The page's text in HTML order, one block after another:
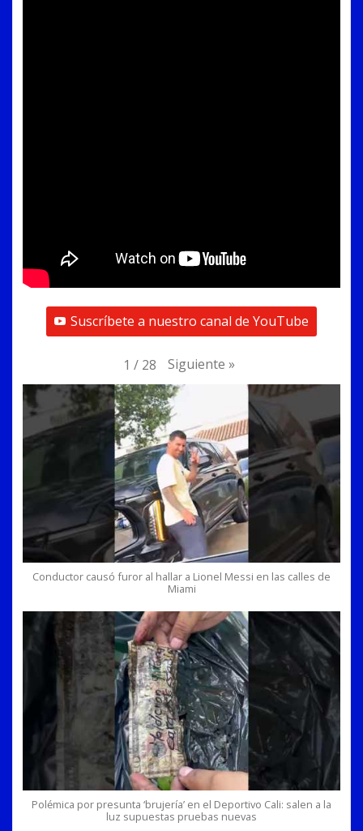
Suscríbete a nuestro canal de YouTube
1 / 28 Siguiente »
Conductor causó furor al hallar a Lionel Messi en las calles de
Miami
Polémica por presunta ‘brujería’ en el Deportivo Cali: salen a la
luz supuestas pruebas nuevas